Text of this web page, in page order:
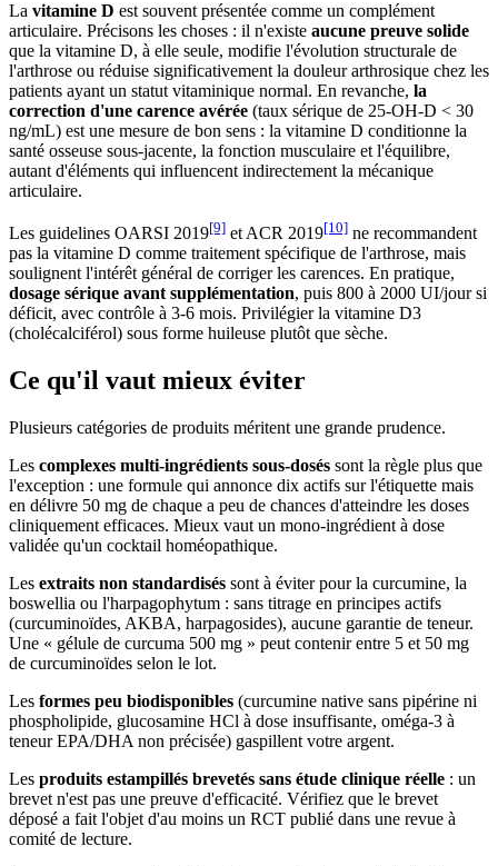
La vitamine D est souvent présentée comme un complément
articulaire. Précisons les choses : il n'existe aucune preuve solide
que la vitamine D, à elle seule, modifie l'évolution structurale de
l'arthrose ou réduise significativement la douleur arthrosique chez les
patients ayant un statut vitaminique normal. En revanche, la
correction d'une carence avérée (taux sérique de 25-OH-D < 30
ng/mL) est une mesure de bon sens : la vitamine D conditionne la
santé osseuse sous-jacente, la fonction musculaire et l'équilibre,
autant d'éléments qui influencent indirectement la mécanique
articulaire.
Les guidelines OARSI 2019[9] et ACR 2019[10] ne recommandent
pas la vitamine D comme traitement spécifique de l'arthrose, mais
soulignent l'intérêt général de corriger les carences. En pratique,
dosage sérique avant supplémentation, puis 800 à 2000 UI/jour si
déficit, avec contrôle à 3-6 mois. Privilégier la vitamine D3
(cholécalciférol) sous forme huileuse plutôt que sèche.
Ce qu'il vaut mieux éviter
Plusieurs catégories de produits méritent une grande prudence.
Les complexes multi-ingrédients sous-dosés sont la règle plus que
l'exception : une formule qui annonce dix actifs sur l'étiquette mais
en délivre 50 mg de chaque a peu de chances d'atteindre les doses
cliniquement efficaces. Mieux vaut un mono-ingrédient à dose
validée qu'un cocktail homéopathique.
Les extraits non standardisés sont à éviter pour la curcumine, la
boswellia ou l'harpagophytum : sans titrage en principes actifs
(curcuminoïdes, AKBA, harpagosides), aucune garantie de teneur.
Une « gélule de curcuma 500 mg » peut contenir entre 5 et 50 mg
de curcuminoïdes selon le lot.
Les formes peu biodisponibles (curcumine native sans pipérine ni
phospholipide, glucosamine HCl à dose insuffisante, oméga-3 à
teneur EPA/DHA non précisée) gaspillent votre argent.
Les produits estampillés brevetés sans étude clinique réelle : un
brevet n'est pas une preuve d'efficacité. Vérifiez que le brevet
déposé a fait l'objet d'au moins un RCT publié dans une revue à
comité de lecture.